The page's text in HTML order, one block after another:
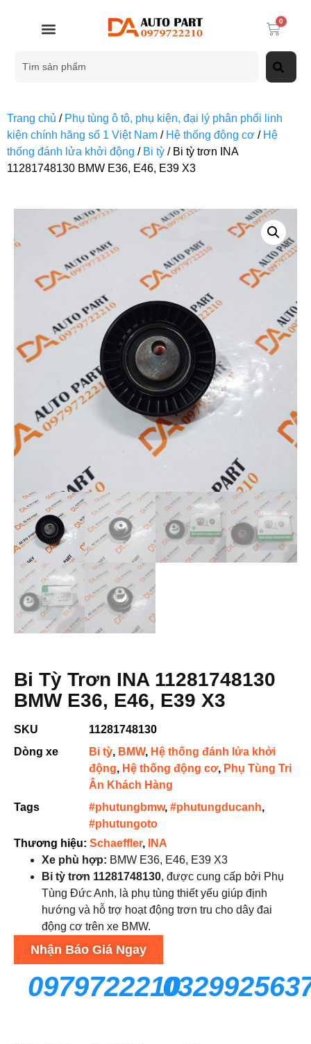
0
Trang chủ / Phụ tùng ô tô, phụ kiện, đại lý phân phối linh
kiện chính hãng số 1 Việt Nam / Hệ thống động cơ / Hệ
thống đánh lửa khởi động / Bi tỳ / Bi tỳ trơn INA
11281748130 BMW E36, E46, E39 X3
Bi Tỳ Trơn INA 11281748130
BMW E36, E46, E39 X3
SKU
11281748130
Dòng xe
Bi tỳ, BMW, Hệ thống đánh lửa khởi
động, Hệ thống động cơ, Phụ Tùng Tri
Ân Khách Hàng
Tags
#phutungbmw, #phutungducanh,
#phutungoto
Thương hiệu: Schaeffler,
INA
Xe phù hợp: BMW E36, E46, E39 X3
Bi tỳ trơn 11281748130, được cung cấp bởi Phụ
Tùng Đức Anh, là phụ tùng thiết yếu giúp định
hướng và hỗ trợ hoạt động trơn tru cho dây đai
động cơ trên xe BMW.
Nhận Báo Giá Ngay
0979722210